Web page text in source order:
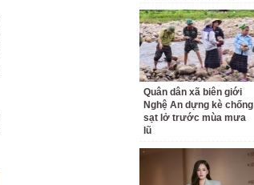
Quân dân xã biên giới
Nghệ An dựng kè chống
sạt lở trước mùa mưa
lũ